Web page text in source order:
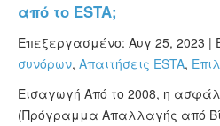
από το ESTA;
Επεξεργασμένο: Αυγ 25, 2023 |
συνόρων, Απαιτήσεις ESTA,
Εισαγωγή Από το 2008, η
(Πρόγραμμα Απαλλαγής από